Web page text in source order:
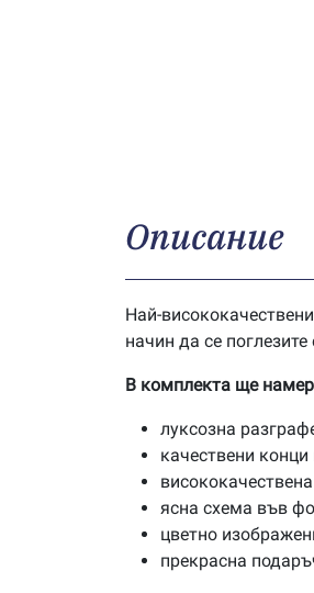
Описание
Най-
начин да се
В комплекта ще
луксозна
качествени
ясна схема във
цветно
прекрасна